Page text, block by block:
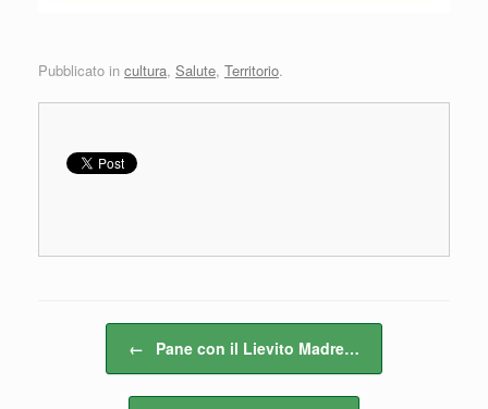
Pubblicato in cultura, Salute, Territorio.
← Pane con il Lievito Madre…